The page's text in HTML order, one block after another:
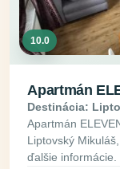
10.0
Apartmán
Destinácia:
Apartmán
Liptovský
ďalšie informácie.